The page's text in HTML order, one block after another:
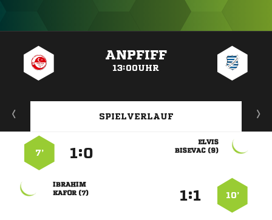
ANPFIFF
13:00UHR
SPIELVERLAUF

 
:
7’
10’
:

 